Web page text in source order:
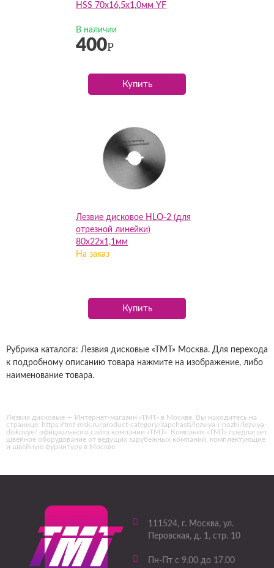
HSS 70х16,5х1,0мм YF
В наличии
400Р
Купить
Лезвие дисковое HLO-2 (для
отрезной линейки)
80х22х1,1мм
На заказ
Купить
Рубрика каталога: Лезвия дисковые «ТМТ» Москва. Для перехода
к подробному описанию товара нажмите на изображение, либо
наименование товара.
Лезвия дисковые — Интернет-магазин «ТМТ» в Москве. Вы находитесь на
странице: https://tmt-msk.ru/product-category/zapchasti/lezviya-i-nozhi/lezviya-
diskovye/ официального сайта компании «ТМТ». Компания «ТМТ» предлагает
швейное оборудование от ведущих зарубежных компаний, комплектующие
и швейную фурнитуру в Москве.
111524, г. Москва, ул.
Перовская, д. 1, стр. 10
Пн-Пт с 9.00 до 17.00